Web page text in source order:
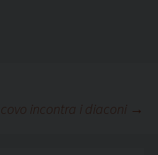
incontra i diaconi →